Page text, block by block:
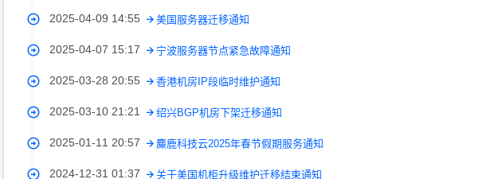
2025-04-09 14:55 美国服务器迁移通知
2025-04-07 15:17 宁波服务器节点紧急故障通知
2025-03-28 20:55 香港机房IP段临时维护通知
2025-03-10 21:21 绍兴BGP机房下架迁移通知
2025-01-11 20:57 麋鹿科技云2025年春节假期服务通知
2024-12-31 01:37 关于美国机柜升级维护迁移结束通知